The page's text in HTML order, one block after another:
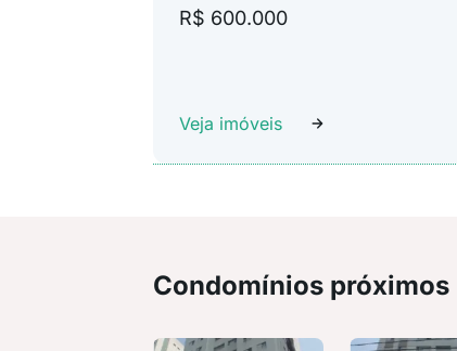
R$ 600.000
Veja imóveis
Condomínios próximos